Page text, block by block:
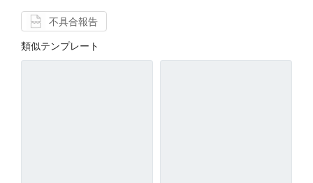
不具合報告
類似テンプレート